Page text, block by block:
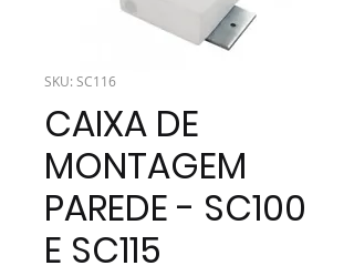
SKU: SC116
CAIXA DE
MONTAGEM
PAREDE - SC100
E SC115